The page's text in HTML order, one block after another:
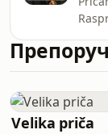
ali to
po
Velika priča